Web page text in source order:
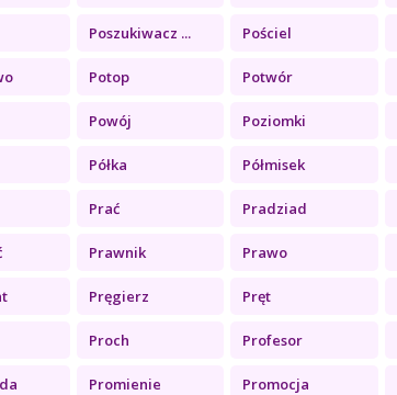
Poszukiwacz ... Pościel
Potop Potwór
Powój Poziomki
Półka Półmisek
Prać Pradziad
Prawnik Prawo
Pręgierz Pręt
Proch Profesor
Promienie Promocja